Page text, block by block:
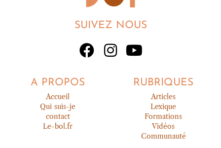
SUIVEZ NOUS
A PROPOS
Accueil
Qui suis-je
contact
Le-bol.fr
RUBRIQUES
Articles
Lexique
Formations
Vidéos
Communauté